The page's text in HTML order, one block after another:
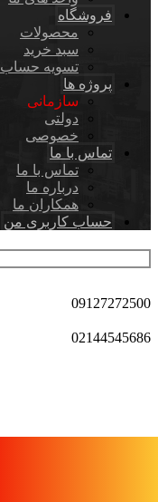
فروشگاه
محصولات
سبد خرید
تسویه حساب
پروژه ها
سازمانی
دولتی
خصوصی
تماس با ما
تماس با ما
درباره ما
همکاران ما
حساب کاربری من
09127272500
02144545686